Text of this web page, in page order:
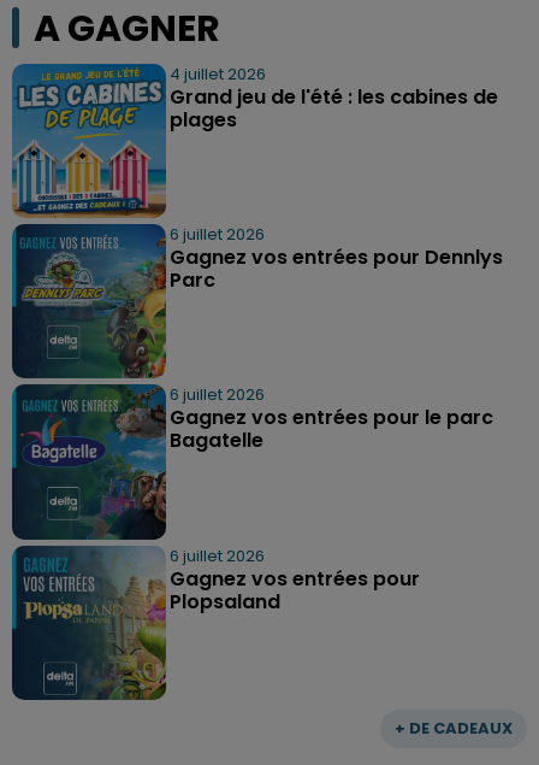
A GAGNER
+ DE CADEAUX
4 juillet 2026
Grand jeu de l'été : les cabines de
plages
6 juillet 2026
Gagnez vos entrées pour Dennlys
Parc
6 juillet 2026
Gagnez vos entrées pour le parc
Bagatelle
6 juillet 2026
Gagnez vos entrées pour
Plopsaland